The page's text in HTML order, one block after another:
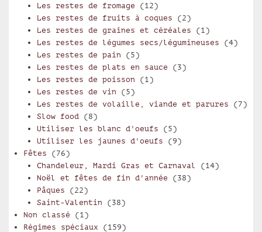
Les restes de fromage (12)
Les restes de fruits à coques (2)
Les restes de graines et céréales (1)
Les restes de légumes secs/légumineuses (4)
Les restes de pain (5)
Les restes de plats en sauce (3)
Les restes de poisson (1)
Les restes de vin (5)
Les restes de volaille, viande et parures (7)
Slow food (8)
Utiliser les blanc d'oeufs (5)
Utiliser les jaunes d'oeufs (9)
Fêtes (76)
Chandeleur, Mardi Gras et Carnaval (14)
Noël et fêtes de fin d'année (38)
Pâques (22)
Saint-Valentin (38)
Non classé (1)
Régimes spéciaux (159)